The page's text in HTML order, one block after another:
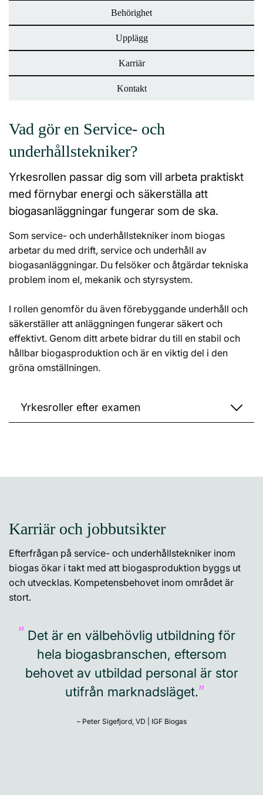
Behörighet
Upplägg
Karriär
Kontakt
Vad gör en Service- och
underhållstekniker?
Yrkesrollen passar dig som vill arbeta praktiskt
med förnybar energi och säkerställa att
biogasanläggningar fungerar som de ska.
Som service- och underhållstekniker inom biogas
arbetar du med drift, service och underhåll av
biogasanläggningar. Du felsöker och åtgärdar tekniska
problem inom el, mekanik och styrsystem.
I rollen genomför du även förebyggande underhåll och
säkerställer att anläggningen fungerar säkert och
effektivt. Genom ditt arbete bidrar du till en stabil och
hållbar biogasproduktion och är en viktig del i den
gröna omställningen.
Yrkesroller efter examen
Karriär och jobbutsikter
Efterfrågan på service- och underhållstekniker inom
biogas ökar i takt med att biogasproduktion byggs ut
och utvecklas. Kompetensbehovet inom området är
stort.
Det är en välbehövlig utbildning för
hela biogasbranschen, eftersom
behovet av utbildad personal är stor
utifrån marknadsläget.
– Peter Sigefjord, VD | IGF Biogas